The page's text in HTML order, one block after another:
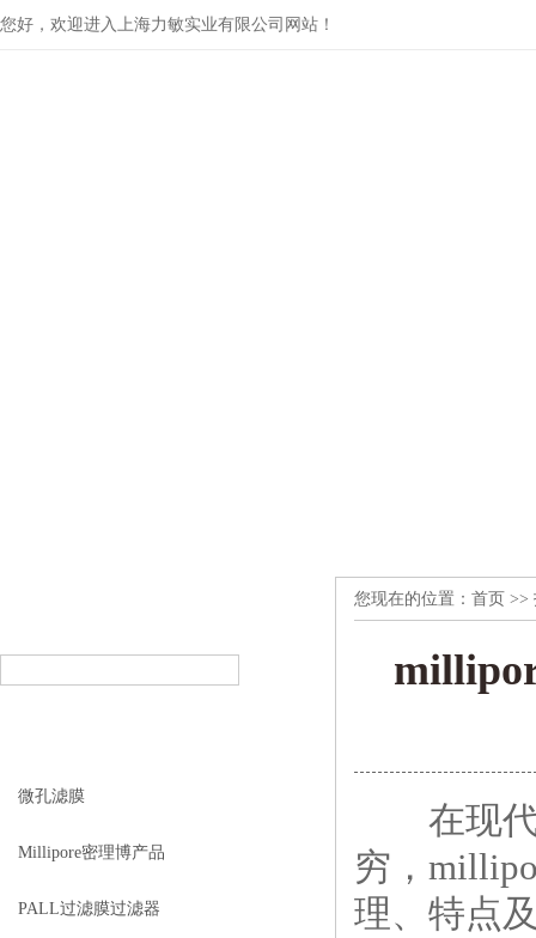
您好，欢迎进入上海力敏实业有限公司网站！
微孔滤膜
Millipore密理博产品
PALL过滤膜过滤器
您现在的位置： 首页 >>
在现代
穷，
理、特点